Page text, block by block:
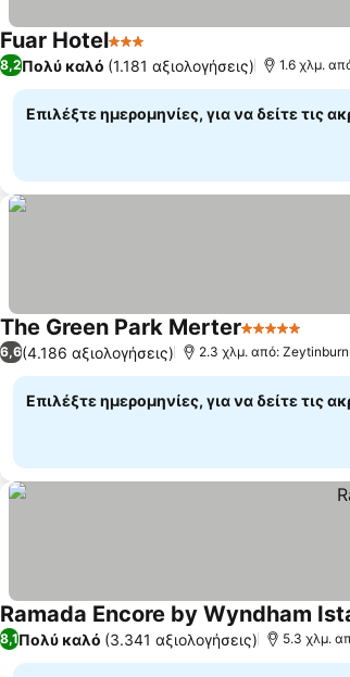
Fuar Hotel3 ΑστέριαΕμφάνιση τιμών
8,2Πολύ καλό (1.181 αξιολογήσεις) 1.6 χλμ.
Επιλέξτε ημερομηνίες, για να δείτε τις
The Green Park Merter5 Αστέρια
6,6(4.186 αξιολογήσεις) 2.3 χλμ. από:
Επιλέξτε ημερομηνίες, για να δείτε τις
Ramada Encore by Wyndham
8,1Πολύ καλό (3.341 αξιολογήσεις) 5.3 χλμ.